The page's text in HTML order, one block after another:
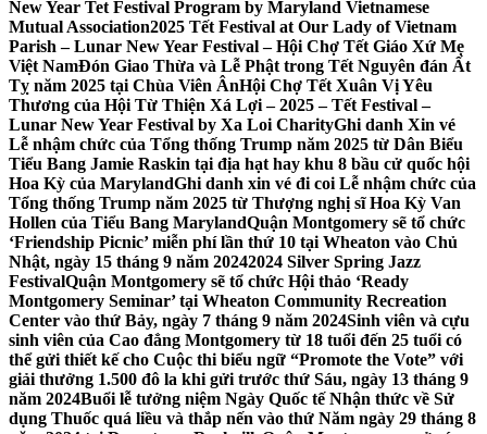
New Year Tet Festival Program by Maryland Vietnamese
Mutual Association2025 Tết Festival at Our Lady of Vietnam
Parish – Lunar New Year Festival – Hội Chợ Tết Giáo Xứ Mẹ
Việt NamĐón Giao Thừa và Lễ Phật trong Tết Nguyên đán Ất
Tỵ năm 2025 tại Chùa Viên ÂnHội Chợ Tết Xuân Vị Yêu
Thương của Hội Từ Thiện Xá Lợi – 2025 – Tết Festival –
Lunar New Year Festival by Xa Loi CharityGhi danh Xin vé
Lễ nhậm chức của Tổng thống Trump năm 2025 từ Dân Biểu
Tiểu Bang Jamie Raskin tại địa hạt hay khu 8 bầu cử quốc hội
Hoa Kỳ của MarylandGhi danh xin vé đi coi Lễ nhậm chức của
Tổng thống Trump năm 2025 từ Thượng nghị sĩ Hoa Kỳ Van
Hollen của Tiểu Bang MarylandQuận Montgomery sẽ tổ chức
‘Friendship Picnic’ miễn phí lần thứ 10 tại Wheaton vào Chủ
Nhật, ngày 15 tháng 9 năm 20242024 Silver Spring Jazz
FestivalQuận Montgomery sẽ tổ chức Hội thảo ‘Ready
Montgomery Seminar’ tại Wheaton Community Recreation
Center vào thứ Bảy, ngày 7 tháng 9 năm 2024Sinh viên và cựu
sinh viên của Cao đẳng Montgomery từ 18 tuổi đến 25 tuổi có
thể gửi thiết kế cho Cuộc thi biểu ngữ “Promote the Vote” với
giải thưởng 1.500 đô la khi gửi trước thứ Sáu, ngày 13 tháng 9
năm 2024Buổi lễ tưởng niệm Ngày Quốc tế Nhận thức về Sử
dụng Thuốc quá liều và thắp nến vào thứ Năm ngày 29 tháng 8